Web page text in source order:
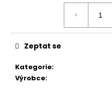
Kategorie:
Výrobce:
Zeptat se
u
m
e